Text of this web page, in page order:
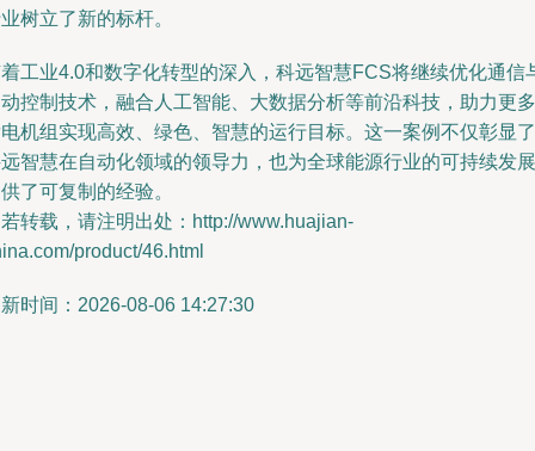
树立了新的标杆。
工业4.0和数字化转型的深入，科远智慧FCS将继续优化通信
控制技术，融合人工智能、大数据分析等前沿科技，助力更多
机组实现高效、绿色、智慧的运行目标。这一案例不仅彰显了
智慧在自动化领域的领导力，也为全球能源行业的可持续发展
了可复制的经验。
转载，请注明出处：http://www.huajian-
product/46.html
时间：2026-08-06 14:27:30